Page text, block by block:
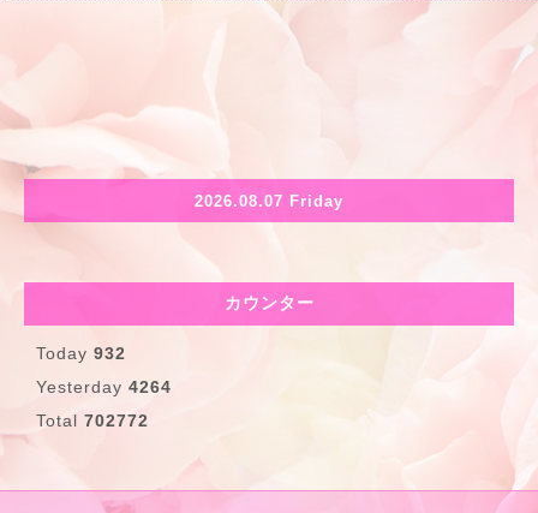
2026.08.07 Friday
カウンター
Today 932
Yesterday 4264
Total 702772